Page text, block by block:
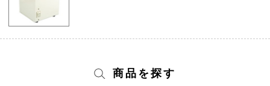
商品を探す